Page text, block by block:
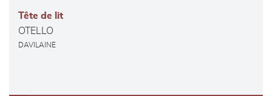
Tête de lit
OTELLO
DAVILAINE